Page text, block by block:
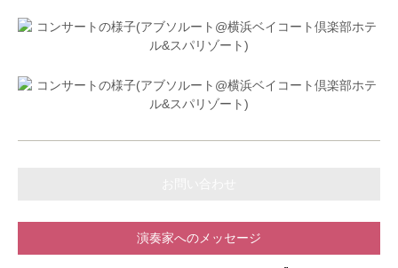
趣味のワークアウトでは2018ホノルルマラソン
42.195km完走。桐朋女子高等学校音楽科を経て桐朋
2019年度成績優秀者による桐朋学園卒業演奏会(紀尾
井ホール)出演。
2021年 一時帰国中に調トリオ結成。第1回コンサー
ター風のホールにて開催。Japan General Orchestra
メンバー。
チェロを槌田博文、宮田浩久、毛利伯郎の各氏に師
子、菊地知也、銅銀久弥、故名倉淑子、練木繁夫、三
瀬和朗、山崎伸子の各氏に師事。
演奏家へのメッセージ